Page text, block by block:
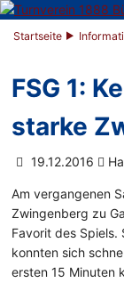
Startseite
FSG 1:
starke
19.12.2016
Am vergangenen
Zwingenberg zu
Favorit des Spiels.
konnten sich
ersten 15 Minuten